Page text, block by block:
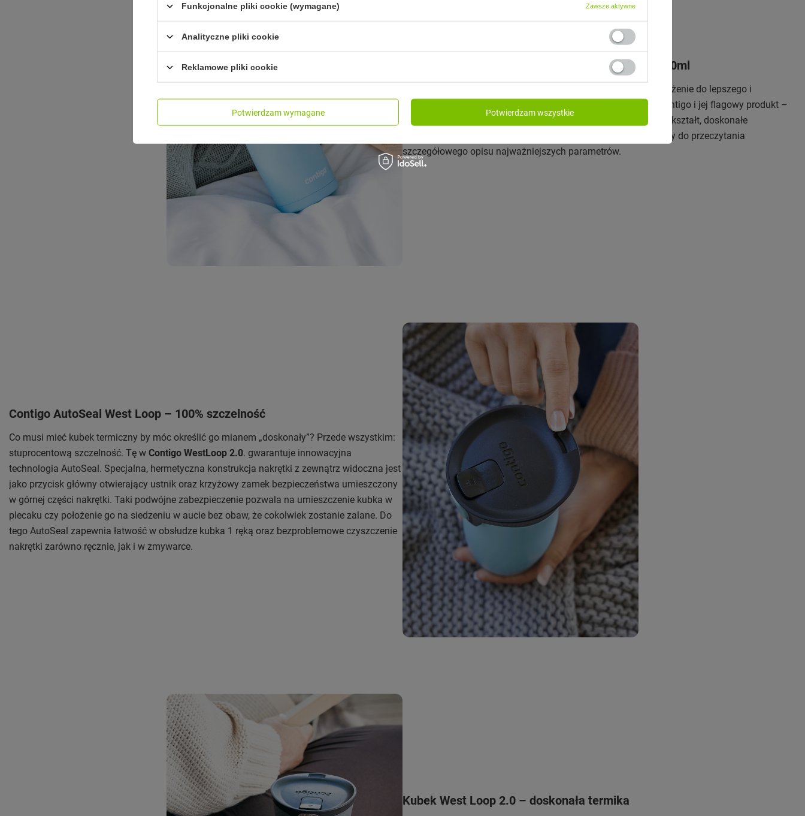
Doskonały kubek termiczny Contigo West Loop 470ml
By przynosić korzyści ludziom i całej planecie poprzez ciągłe dążenie do lepszego i
mądrzejszego picia. Po to właśnie została stworzona marka Contigo i jej flagowy produkt –
kubek Contigo West Loop, który pokochaliście m.in. za świetny kształt, doskonałe
właściwości termiczne oraz ogromną wygodę picia. Zapraszamy do przeczytania
szczegółowego opisu najważniejszych parametrów.
Contigo AutoSeal West Loop – 100% szczelność
Co musi mieć kubek termiczny by móc określić go mianem „doskonały”? Przede wszystkim:
stuprocentową szczelność. Tę wContigo WestLoop 2.0. gwarantuje innowacyjna
technologia AutoSeal. Specjalna, hermetyczna konstrukcja nakrętki z zewnątrz widoczna jest
jako przycisk główny otwierający ustnik oraz krzyżowy zamek bezpieczeństwa umieszczony
w górnej części nakrętki. Taki podwójne zabezpieczenie pozwala na umieszczenie kubka w
plecaku czy położenie go na siedzeniu w aucie bez obaw, że cokolwiek zostanie zalane. Do
tego AutoSeal zapewnia łatwość w obsłudze kubka 1 ręką oraz bezproblemowe czyszczenie
nakrętki zarówno ręcznie, jak i w zmywarce.
Kubek West Loop 2.0 – doskonała termika
Funkcjonalne pliki cookie (wymagane) Zawsze aktywne
Analityczne pliki cookie
Reklamowe pliki cookie
Potwierdzam wymagane Potwierdzam wszystkie